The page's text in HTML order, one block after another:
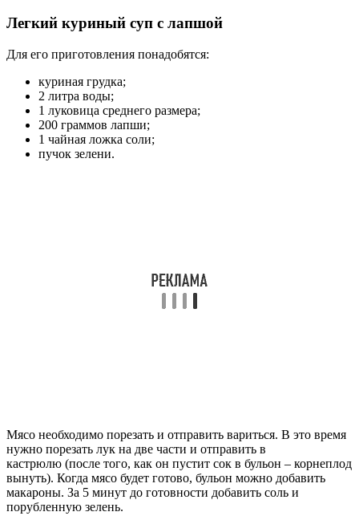
Легкий куриный суп с лапшой
Для его приготовления понадобятся:
куриная грудка;
2 литра воды;
1 луковица среднего размера;
200 граммов лапши;
1 чайная ложка соли;
пучок зелени.
Мясо необходимо порезать и отправить вариться. В это время
нужно порезать лук на две части и отправить в
кастрюлю (после того, как он пустит сок в бульон – корнеплод
вынуть). Когда мясо будет готово, бульон можно добавить
макароны. За 5 минут до готовности добавить соль и
порубленную зелень.